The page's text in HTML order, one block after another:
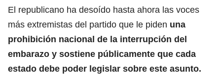
El republicano ha desoído hasta ahora las voces
más extremistas del partido que le piden una
prohibición nacional de la interrupción del
embarazo y sostiene públicamente que cada
estado debe poder legislar sobre este asunto.